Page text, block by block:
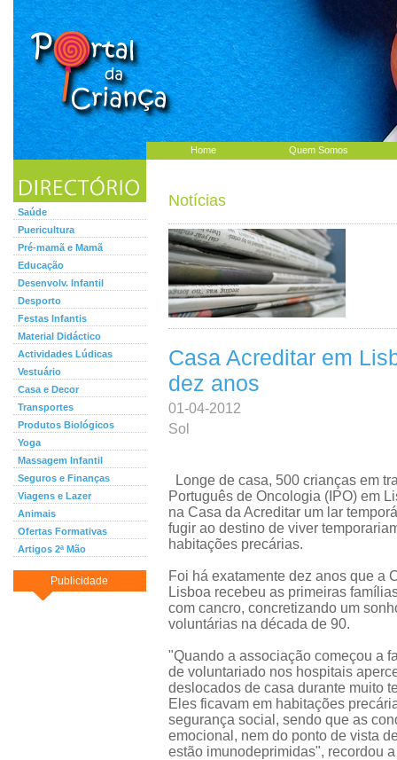
Home Quem Somos
Saúde
Puericultura
Pré-mamã e Mamã
Educação
Desenvolv. Infantil
Desporto
Festas Infantis
Material Didáctico
Actividades Lúdicas
Vestuário
Casa e Decor
Transportes
Produtos Biológicos
Yoga
Massagem Infantil
Seguros e Finanças
Viagens e Lazer
Animais
Ofertas Formativas
Artigos 2ª Mão
Publicidade
Notícias
Casa Acreditar em
dez anos
01-04-2012
Sol
Longe de casa, 500 crianças em
Português de Oncologia (IPO) em
na Casa da Acreditar um lar
fugir ao destino de viver
habitações precárias.
Foi há exatamente dez anos que a
Lisboa recebeu as primeiras
com cancro, concretizando um
voluntárias na década de 90.
"Quando a associação começou a
de voluntariado nos hospitais
deslocados de casa durante muito
Eles ficavam em habitações
segurança social, sendo que as
emocional, nem do ponto de vista
estão imunodeprimidas", recordou